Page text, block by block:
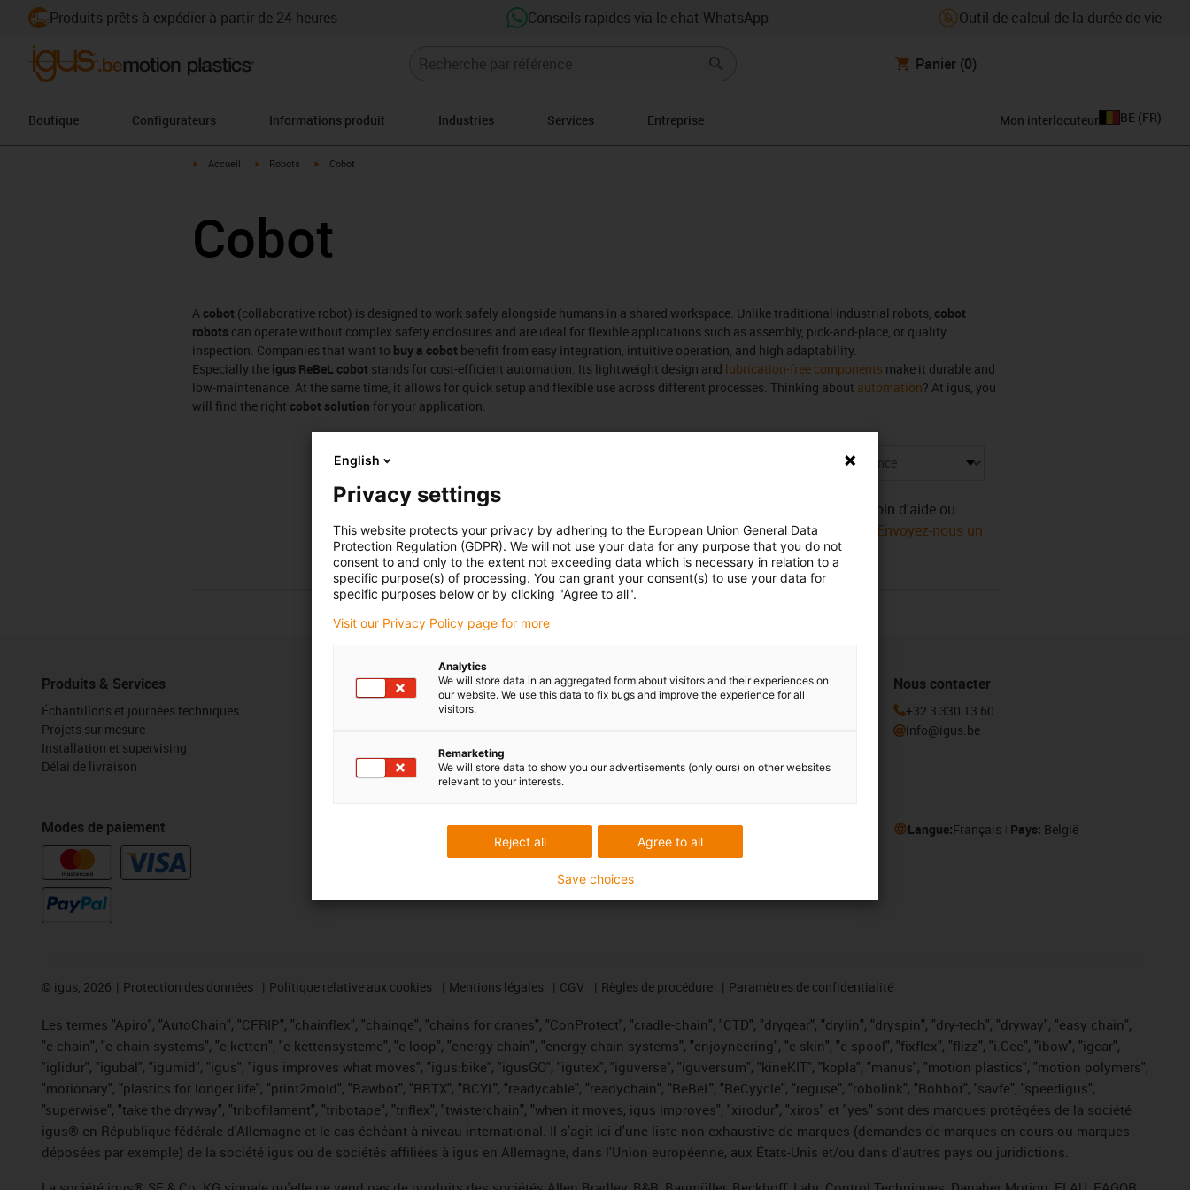
Produits prêts à expédier à partir de 24 heures Conseils rapides via le chat WhatsApp Outil de calcul de la durée de vie
Panier (0)
Boutique Configurateurs Informations produit Industries Services Entreprise Mon interlocuteur BE (FR)
igus-icon-arrow-right
Accueil igus-icon-arrow-right
Robots igus-icon-arrow-right
Cobot
Cobot
A cobot (collaborative robot) is designed to work safely alongside humans in a shared workspace. Unlike traditional industrial robots, cobot
robots can operate without complex safety enclosures and are ideal for flexible applications such as assembly, pick-and-place, or quality
inspection. Companies that want to buy a cobot benefit from easy integration, intuitive operation, and high adaptability.
Especially the igus ReBeL cobot stands for cost-efficient automation. Its lightweight design and lubrication-free components make it durable and
low-maintenance. At the same time, it allows for quick setup and flexible use across different processes. Thinking about automation? At igus, you
will find the right cobot solution for your application.
Aucun produit disponible dans cette catégorie pour l’instant. Vous avez besoin d'aide ou
d'une solution sur mesure ? Adressez-vous vite au chat en direct igus® ! Ou Envoyez-nous un
message !
Produits & Services
Échantillons et journées techniques
Projets sur mesure
Installation et supervising
Délai de livraison
Modes de paiement
Boîte à outils
Configurateurs et outils
Newsletter
Je m'inscris
Nous contacter
+32 3 330 13 60
info@igus.be
Langue:Français Pays: België
© igus, 2026 Protection des données Politique relative aux cookies Mentions légales CGV Règles de procédure Paramètres de confidentialité
Les termes "Apiro", "AutoChain", "CFRIP", "chainflex", "chainge", "chains for cranes", "ConProtect", "cradle-chain", "CTD", "drygear", "drylin", "dryspin", "dry-tech", "dryway", "easy chain",
"e-chain", "e-chain systems", "e-ketten", "e-kettensysteme", "e-loop", "energy chain", "energy chain systems", "enjoyneering", "e-skin", "e-spool", "fixflex", "flizz", "i.Cee", "ibow", "igear",
"iglidur", "igubal", "igumid", "igus", "igus improves what moves", "igus:bike", "igusGO", "igutex", "iguverse", "iguversum", "kineKIT", "kopla", "manus", "motion plastics", "motion polymers",
"motionary", "plastics for longer life", "print2mold", "Rawbot", "RBTX", "RCYL", "readycable", "readychain", "ReBeL", "ReCyycle", "reguse", "robolink", "Rohbot", "savfe", "speedigus",
"superwise", "take the dryway", "tribofilament", "tribotape", "triflex", "twisterchain", "when it moves, igus improves", "xirodur", "xiros" et "yes" sont des marques protégées de la société
igus® en République fédérale d'Allemagne et le cas échéant à niveau international. Il s'agit ici d'une liste non exhaustive de marques (demandes de marques en cours ou marques
déposées par exemple) de la société igus ou de sociétés affiliées à igus en Allemagne, dans l'Union européenne, aux États-Unis et/ou dans d'autres pays ou juridictions.
English
Privacy settings
This website protects your privacy by adhering to the European Union General Data
Protection Regulation (GDPR). We will not use your data for any purpose that you do not
consent to and only to the extent not exceeding data which is necessary in relation to a
specific purpose(s) of processing. You can grant your consent(s) to use your data for
specific purposes below or by clicking "Agree to all".
Visit our Privacy Policy page for more
Analytics
We will store data in an aggregated form about visitors and their experiences on
our website. We use this data to fix bugs and improve the experience for all
visitors.
Remarketing
We will store data to show you our advertisements (only ours) on other websites
relevant to your interests.
Agree to all
Reject all
Save choices